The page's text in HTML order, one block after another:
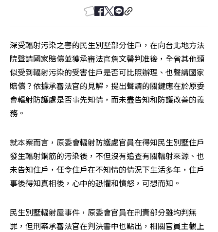
深受輻射污染之害的民生別墅部分住戶，在向台北地方法
院聲請國家賠償並獲承審法官詹文馨判准後，全省其他類
似受到輻射污染的受害住戶是否可比照辦理、也聲請國家
賠償？依據承審法官的見解，提出聲請的關鍵應在於原委
會輻射防護處是否事先知情，而未盡告知和防護改善的義
務。
就本案而言，原委會輻射防護處官員在得知民生別墅住戶
發生輻射鋼筋的污染後，不但沒有追查有關輻射來源、也
未告知住戶，任令住戶在不知情的情況下生活多年，住戶
事後得知真相後，心中的恐懼和憤怒，可想而知。
民生別墅輻射屋事件，原委會官員在刑責部分雖均判無
罪，但刑案承審法官在判決書中也點出，相關官員主觀上